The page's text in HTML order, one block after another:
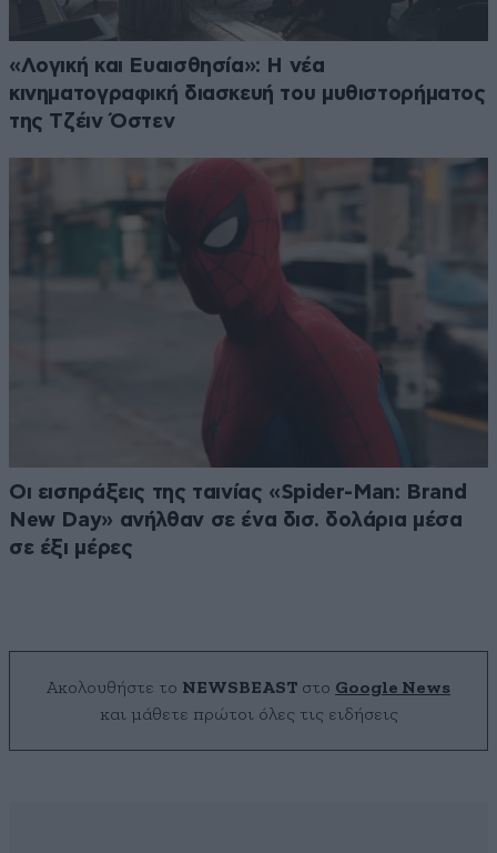
«Λογική και Ευαισθησία»: Η νέα
κινηματογραφική διασκευή του μυθιστορήματος
της Τζέιν Όστεν
Οι εισπράξεις της ταινίας «Spider-Man: Brand
New Day» ανήλθαν σε ένα δισ. δολάρια μέσα
σε έξι μέρες
Ακολουθήστε το NEWSBEAST στο Google News
και μάθετε πρώτοι όλες τις ειδήσεις